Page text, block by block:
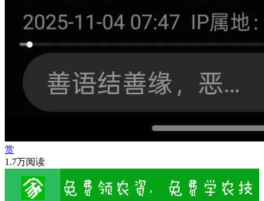
赏
1.7万阅读